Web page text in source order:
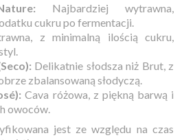
Najbardziej wytrawna,
cukru po fermentacji.
z minimalną ilością cukru,
Delikatnie słodsza niż Brut, z
zbalansowaną słodyczą.
Cava różowa, z piękną barwą i
owoców.
jest ze względu na czas